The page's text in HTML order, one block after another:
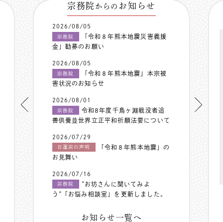
宗務院 からの お知らせ
2026/08/05
宗務院
「令和８年熊本地震災害義援
金」勧募のお願い
2026/08/05
宗務院
「令和８年熊本地震」本宗被
害状況のお知らせ
2026/08/01
宗務院
令和8年度千鳥ヶ淵戦没者追
善供養並世界立正平和祈願法要について
2026/07/29
日蓮宗の声明
「令和８年熊本地震」の
お見舞い
2026/07/16
宗務院
”お坊さんに聞いてみよ
う”「お悩み相談室」を更新しました。
お知らせ一覧へ